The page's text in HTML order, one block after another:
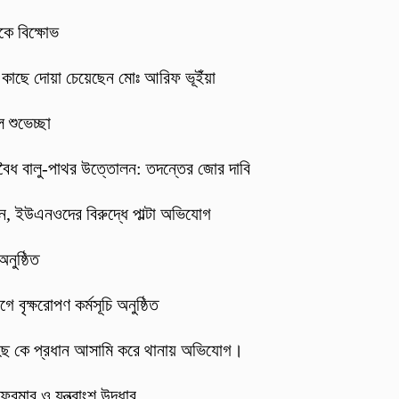
বিক্ষোভ
দোয়া চেয়েছেন মোঃ আরিফ ভূইঁয়া
শুভেচ্ছা
বালু-পাথর উত্তোলন: তদন্তের জোর দাবি
ইউএনওদের বিরুদ্ধে পাল্টা অভিযোগ
বৃক্ষরোপণ কর্মসূচি অনুষ্ঠিত
কে প্রধান আসামি করে থানায় অভিযোগ।